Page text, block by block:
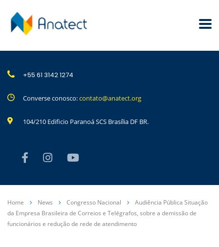
+55 61 3142 1274
Converse conosco:contato@anatect.org
104/210 Edificio Paranoá SCS Brasília DF BR.
Home News Congresso Nacional
Audiência Pública Situação
da Empresa Brasileira de Correios e Telégrafos, sobre a demissão de
funcionários e redução de rede de atendimento